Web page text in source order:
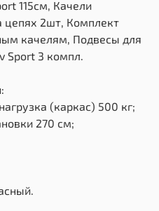
115см, Качели
цепях 2шт, Комплект
качелям, Подвесы для
Sport 3 компл.
(каркас) 500 кг;
270 см;